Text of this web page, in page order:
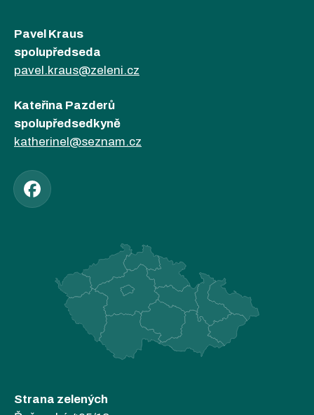
Pavel Kraus
spolupředseda
pavel.kraus@zeleni.cz
Kateřina Pazderů
spolupředsedkyně
katherinel@seznam.cz
Strana zelených